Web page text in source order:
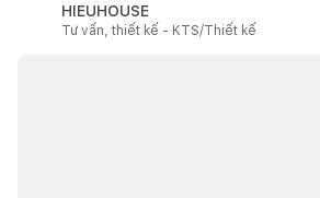
HIEUHOUSE
Tư vấn, thiết kế - KTS/Thiết kế